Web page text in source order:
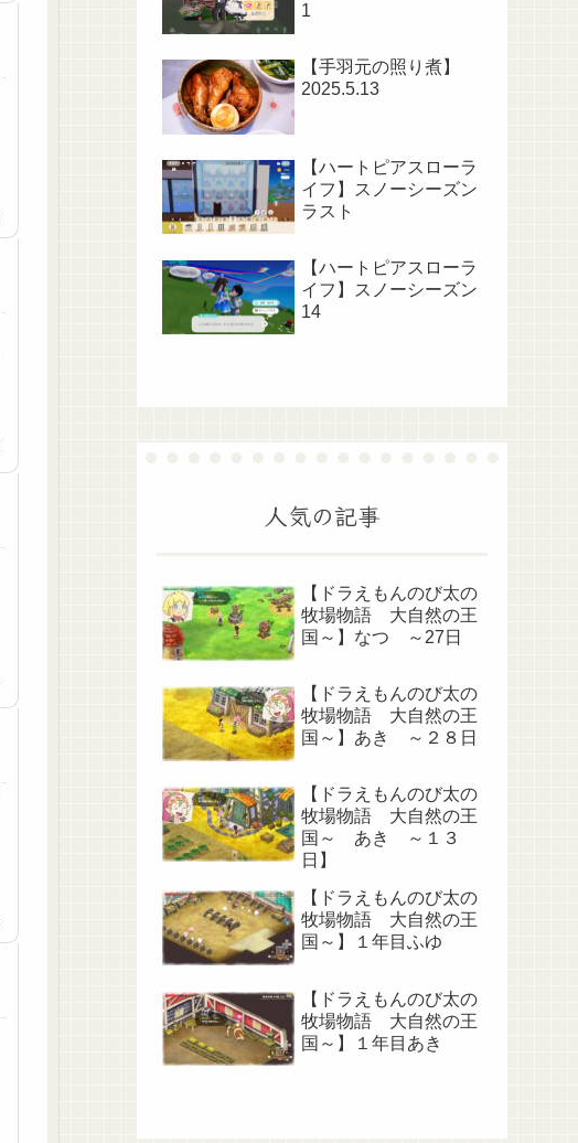
1
【手羽元の照り煮】
2025.5.13
【ハートピアスローラ
イフ】スノーシーズン
ラスト
【ハートピアスローラ
イフ】スノーシーズン
14
人気の記事
【ドラえもんのび太の
牧場物語 大自然の王
国～】なつ ～27日
【ドラえもんのび太の
牧場物語 大自然の王
国～】あき ～２８日
【ドラえもんのび太の
牧場物語 大自然の王
国～ あき ～１３
日】
【ドラえもんのび太の
牧場物語 大自然の王
国～】１年目ふゆ
【ドラえもんのび太の
牧場物語 大自然の王
国～】１年目あき